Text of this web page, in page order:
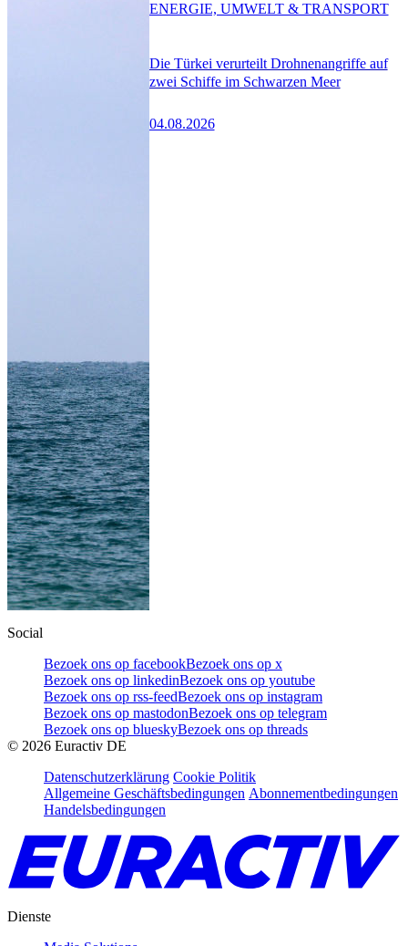
Die Türkei verurteilt Drohnenangriffe auf
zwei Schiffe im Schwarzen Meer
04.08.2026
ENERGIE, UMWELT & TRANSPORT
Social
Bezoek ons op facebookBezoek ons op x
Bezoek ons op linkedinBezoek ons op youtube
Bezoek ons op rss-feedBezoek ons op instagram
Bezoek ons op mastodonBezoek ons op telegram
Bezoek ons op blueskyBezoek ons op threads
© 2026 Euractiv DE
Datenschutzerklärung Cookie Politik
Allgemeine Geschäftsbedingungen Abonnementbedingungen
Handelsbedingungen
Dienste